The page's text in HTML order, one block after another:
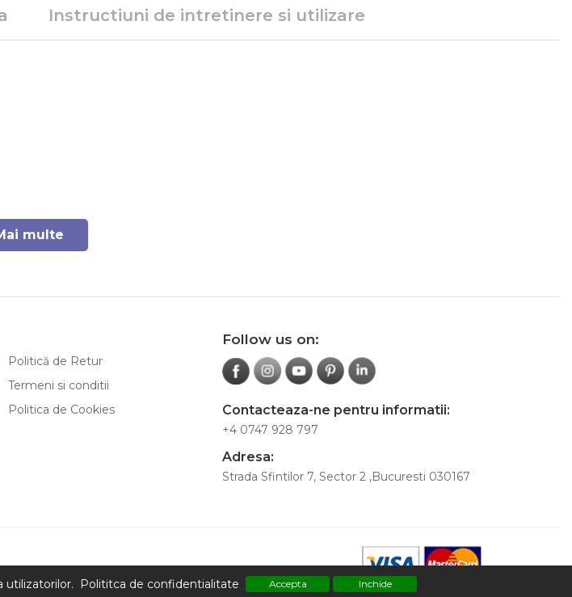
Instructiuni de intretinere si utilizare
multe
utilizatorilor. Polititca de confidentialitate Accepta Inchide
Politică de Retur
Termeni si conditii
Politica de Cookies
Follow us on:
Contacteaza-ne pentru informatii:
+4 0747 928 797
Adresa:
Strada Sfintilor 7, Sector 2 ,Bucuresti 030167